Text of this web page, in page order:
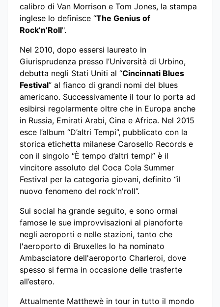
calibro di Van Morrison e Tom Jones, la stampa
inglese lo definisce “The Genius of
Rock’n’Roll".
Nel 2010, dopo essersi laureato in
Giurisprudenza presso l’Università di Urbino,
debutta negli Stati Uniti al “Cincinnati Blues
Festival” al fianco di grandi nomi del blues
americano. Successivamente il tour lo porta ad
esibirsi regolarmente oltre che in Europa anche
in Russia, Emirati Arabi, Cina e Africa. Nel 2015
esce l’album “D’altri Tempi”, pubblicato con la
storica etichetta milanese Carosello Records e
con il singolo “È tempo d’altri tempi” è il
vincitore assoluto del Coca Cola Summer
Festival per la categoria giovani, definito “il
nuovo fenomeno del rock'n'roll”.
Sui social ha grande seguito, e sono ormai
famose le sue improvvisazioni al pianoforte
negli aeroporti e nelle stazioni, tanto che
l'aeroporto di Bruxelles lo ha nominato
Ambasciatore dell'aeroporto Charleroi, dove
spesso si ferma in occasione delle trasferte
all’estero.
Attualmente Matthewè in tour in tutto il mondo